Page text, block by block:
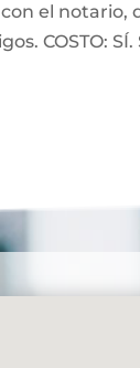
con el
COSTO: